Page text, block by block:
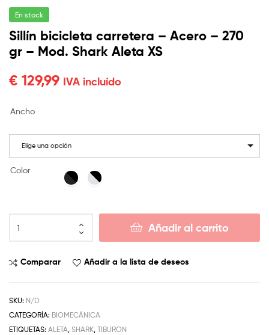
En stock
Sillín bicicleta carretera – Acero – 270
gr – Mod. Shark Aleta XS
€ 129,99 IVA incluído
Ancho
Elige una opción
Color
Añadir al carrito
Comparar Añadir a la lista de deseos
SKU: N/D
CATEGORÍA: BIOMECÁNICA
ETIQUETAS: ALETA, SHARK, TIBURON